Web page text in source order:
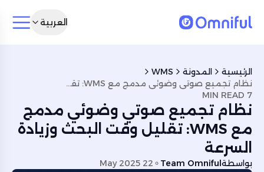
العربية
الرئيسية المدونة
WMS
نظام تجميع صوتي وضوئي مدمج مع WMS: تقليل وقت البحث وزيادة السرعة
7 MIN READ
نظام تجميع صوتي وضوئي مدمج
مع WMS: تقليل وقت البحث وزيادة
السرعة
بواسطةTeam Omniful
22 May 2025